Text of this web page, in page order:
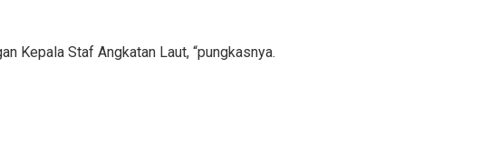
Kepala Staf Angkatan Laut, “pungkasnya.